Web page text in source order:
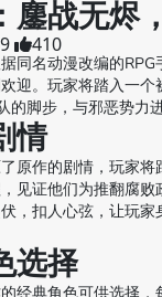
鏖战无烬
410
同名动漫改编的
迎。玩家将踏入一个
脚步，与邪恶势力
情
原作的剧情，玩家将
见证他们为推翻腐败
，扣人心弦，让玩家
选择